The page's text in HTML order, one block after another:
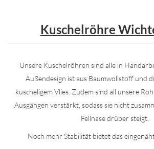
Kuschelröhre
Unsere Kuschelröhren sind alle in
Außendesign ist aus Baumwollstoff und
kuscheligem Vlies. Zudem sind all unsere
Ausgängen verstärkt, sodass sie nicht
Fellnase drüber steigt.
Noch mehr Stabilität bietet das